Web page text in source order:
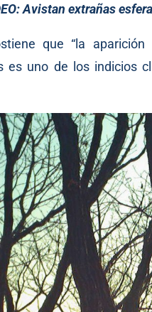
Avistan extrañas
que “la
es uno de los indicios